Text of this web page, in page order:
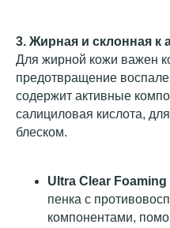
3. Жирная и склонная к
Для жирной кожи важен
предотвращение
содержит активные
салициловая кислота,
блеском.
Ultra Clear
пенка с
компонентами,